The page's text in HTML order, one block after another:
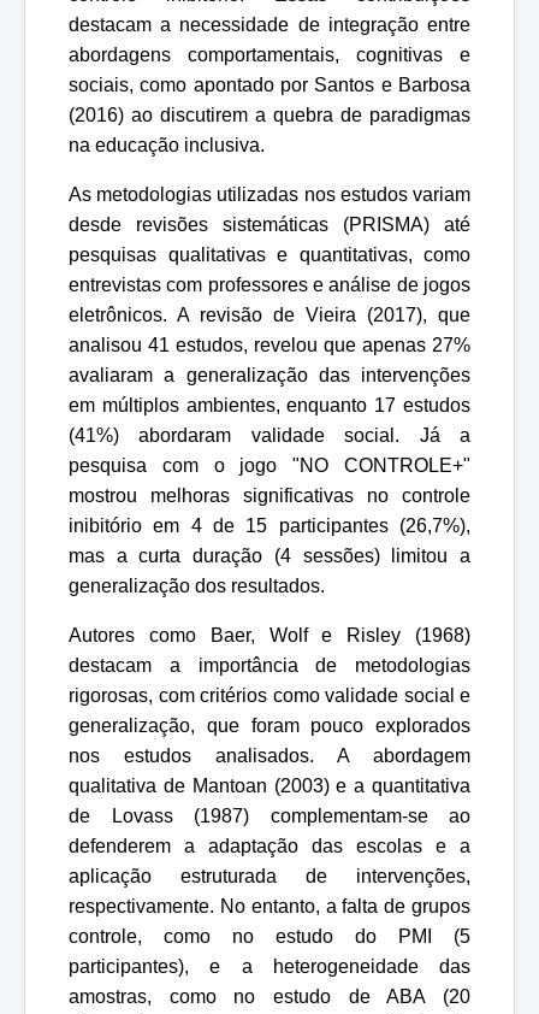
destacam a necessidade de integração entre
abordagens comportamentais, cognitivas e
sociais, como apontado por Santos e Barbosa
(2016) ao discutirem a quebra de paradigmas
na educação inclusiva.
As metodologias utilizadas nos estudos variam
desde revisões sistemáticas (PRISMA) até
pesquisas qualitativas e quantitativas, como
entrevistas com professores e análise de jogos
eletrônicos. A revisão de Vieira (2017), que
analisou 41 estudos, revelou que apenas 27%
avaliaram a generalização das intervenções
em múltiplos ambientes, enquanto 17 estudos
(41%) abordaram validade social. Já a
pesquisa com o jogo "NO CONTROLE+"
mostrou melhoras significativas no controle
inibitório em 4 de 15 participantes (26,7%),
mas a curta duração (4 sessões) limitou a
generalização dos resultados.
Autores como Baer, Wolf e Risley (1968)
destacam a importância de metodologias
rigorosas, com critérios como validade social e
generalização, que foram pouco explorados
nos estudos analisados. A abordagem
qualitativa de Mantoan (2003) e a quantitativa
de Lovass (1987) complementam-se ao
defenderem a adaptação das escolas e a
aplicação estruturada de intervenções,
respectivamente. No entanto, a falta de grupos
controle, como no estudo do PMI (5
participantes), e a heterogeneidade das
amostras, como no estudo de ABA (20